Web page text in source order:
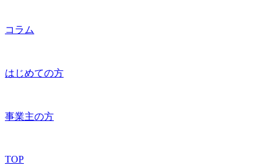
コラム
はじめての方
事業主の方
TOP